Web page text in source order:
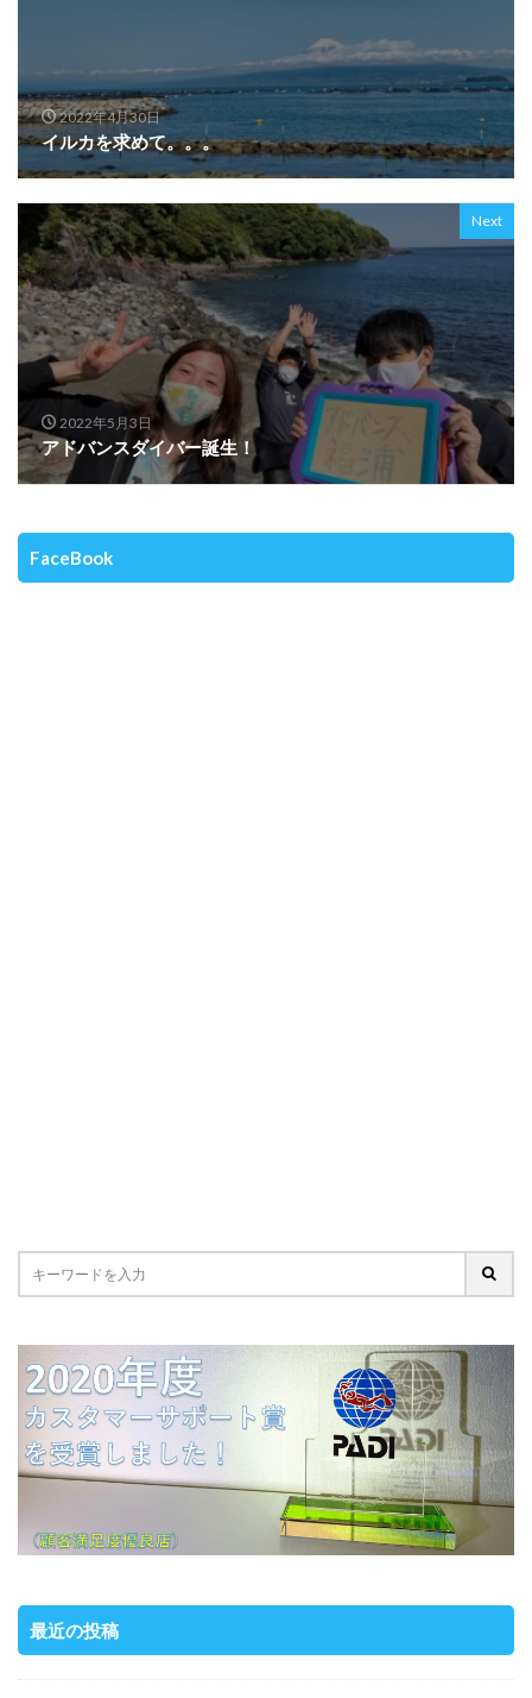
2022年4月30日
イルカを求めて。。。
Next
2022年5月3日
アドバンスダイバー誕生！
FaceBook
最近の投稿